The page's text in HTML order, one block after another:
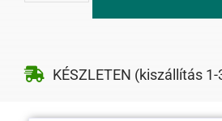
KÉSZLETEN (kiszállítás